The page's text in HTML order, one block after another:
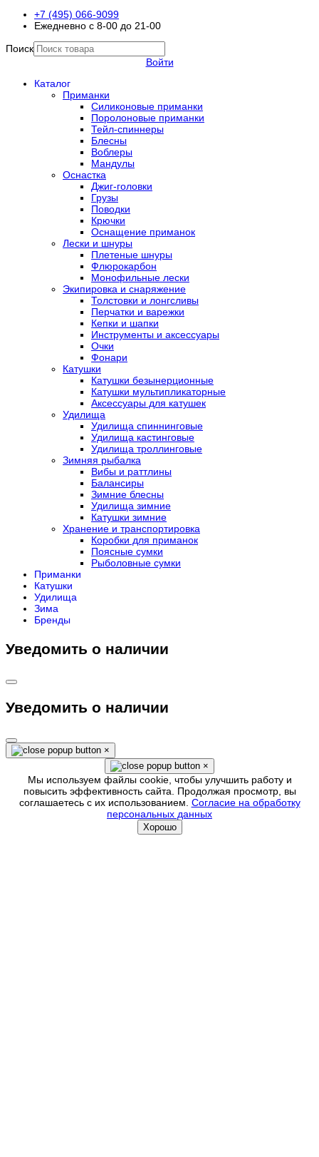
+7 (495) 066-9099
Ежедневно с 8-00 до 21-00
Поиск
Войти
Каталог
Приманки
Силиконовые приманки
Поролоновые приманки
Тейл-спиннеры
Блесны
Воблеры
Мандулы
Оснастка
Джиг-головки
Грузы
Поводки
Крючки
Оснащение приманок
Лески и шнуры
Плетеные шнуры
Флюрокарбон
Монофильные лески
Экипировка и снаряжение
Толстовки и лонгсливы
Перчатки и варежки
Кепки и шапки
Инструменты и аксессуары
Очки
Фонари
Катушки
Катушки безынерционные
Катушки мультипликаторные
Аксессуары для катушек
Удилища
Удилища спиннинговые
Удилища кастинговые
Удилища троллинговые
Зимняя рыбалка
Вибы и раттлины
Балансиры
Зимние блесны
Удилища зимние
Катушки зимние
Хранение и транспортировка
Коробки для приманок
Поясные сумки
Рыболовные сумки
Приманки
Катушки
Удилища
Зима
Бренды
Уведомить о наличии
Уведомить о наличии
×
×
Мы используем файлы cookie, чтобы улучшить работу и
повысить эффективность сайта. Продолжая просмотр, вы
соглашаетесь с их использованием. Согласие на обработку
персональных данных
Хорошо